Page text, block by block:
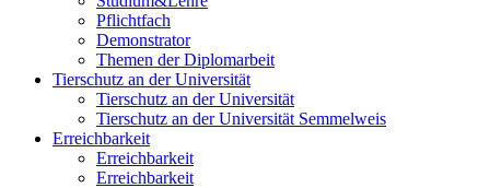
Pflichtfach
Demonstrator
Themen der Diplomarbeit
Tierschutz an der Universität
Tierschutz an der Universität
Tierschutz an der Universität Semmelweis
Erreichbarkeit
Erreichbarkeit
Erreichbarkeit